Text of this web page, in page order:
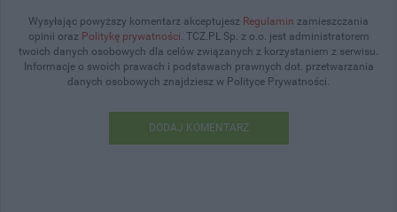
Wysyłając powyższy komentarz akceptujesz Regulamin zamieszczania
opinii oraz Politykę prywatności. TCZ.PL Sp. z o.o. jest administratorem
twoich danych osobowych dla celów związanych z korzystaniem z serwisu.
Informacje o swoich prawach i podstawach prawnych dot. przetwarzania
danych osobowych znajdziesz w Polityce Prywatności.
DODAJ KOMENTARZ